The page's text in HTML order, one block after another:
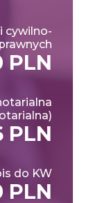
cywilno-
PLN
PLN
do KW
PLN